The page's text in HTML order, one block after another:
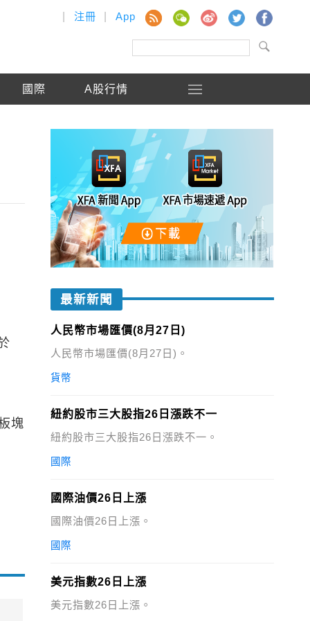
注冊 App
國際 A股行情
塊
最新新聞
人民幣市場匯價(8月27日)
人民幣市場匯價(8月27日)。
貨幣
紐約股市三大股指26日漲跌不一
紐約股市三大股指26日漲跌不一。
國際
國際油價26日上漲
國際油價26日上漲。
國際
美元指數26日上漲
美元指數26日上漲。